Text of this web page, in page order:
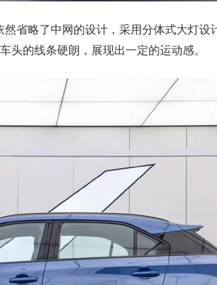
省略了中网的设计，采用分体式大灯设
头的线条硬朗，展现出一定的运动感。